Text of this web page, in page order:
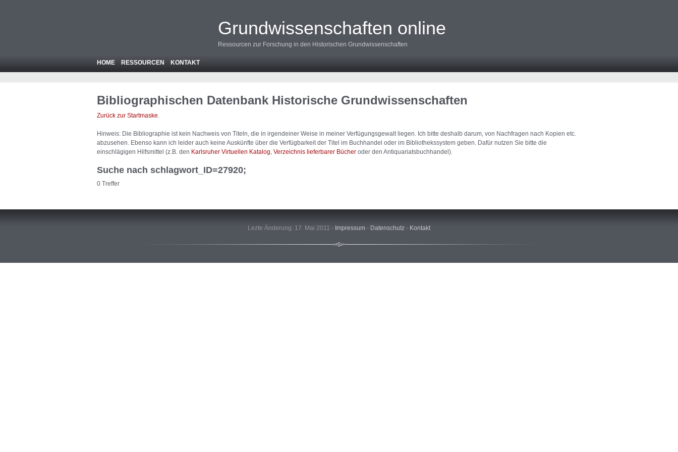
Grundwissenschaften online
Ressourcen zur Forschung in den Historischen Grundwissenschaften
HOME RESSOURCEN KONTAKT
Bibliographischen Datenbank Historische Grundwissenschaften
Zurück zur Startmaske.
Hinweis: Die Bibliographie ist kein Nachweis von Titeln, die in irgendeiner Weise in meiner Verfügungsgewalt liegen. Ich bitte deshalb darum, von Nachfragen nach Kopien etc.
abzusehen. Ebenso kann ich leider auch keine Auskünfte über die Verfügbarkeit der Titel im Buchhandel oder im Bibliothekssystem geben. Dafür nutzen Sie bitte die
einschlägigen Hilfsmittel (z.B. den Karlsruher Virtuellen Katalog Verzeichnis lieferbarer Bücher oder den Antiquariatsbuchhandel).
Suche nach schlagwort_ID=27920;
0 Treffer
Lezte Änderung: 17. Mai 2011 - Impressum - Datenschutz - Kontakt